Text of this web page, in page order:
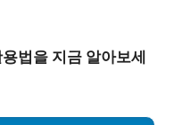
법을 지금 알아보세